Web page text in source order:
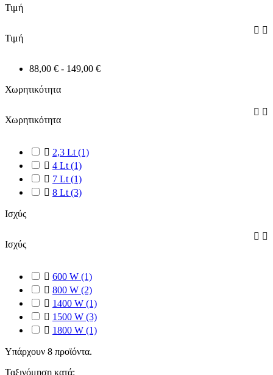
Τιμή
Τιμή
 
88,00 € - 149,00 €
Χωρητικότητα
Χωρητικότητα
 
 2,3 Lt (1)
 4 Lt (1)
 7 Lt (1)
 8 Lt (3)
Ισχύς
Ισχύς
 
 600 W (1)
 800 W (2)
 1400 W (1)
 1500 W (3)
 1800 W (1)
Υπάρχουν 8 προϊόντα.
Ταξινόμηση κατά: